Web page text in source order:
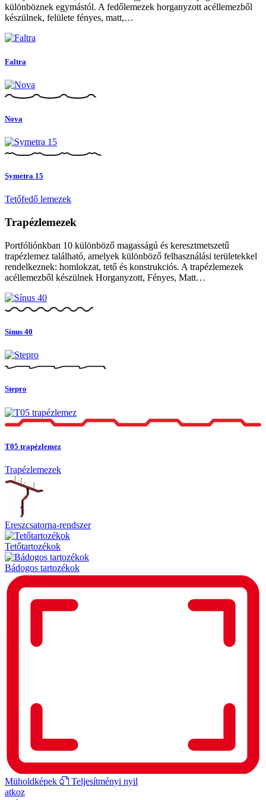
különböznek egymástól. A fedőlemezek horganyzott acéllemezből
készülnek, felülete fényes, matt,…
Faltra
Nova
Symetra 15
Tetőfedő lemezek
Trapézlemezek
Portfóliónkban 10 különböző magasságú és keresztmetszetű
trapézlemez található, amelyek különböző felhasználási területekkel
rendelkeznek: homlokzat, tető és konstrukciós. A trapézlemezek
acéllemezből készülnek Horganyzott, Fényes, Matt…
Sínus 40
Stepro
T05 trapézlemez
Trapézlemezek
Ereszcsatorna-rendszer
Tetőtartozékok
Bádogos tartozékok
Müholdképek
Teljesítményi nyil
atkoz